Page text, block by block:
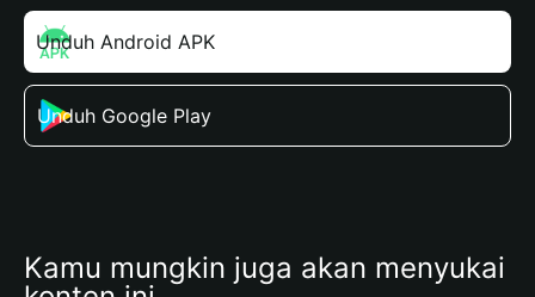
Unduh Android APK
Unduh Google Play
Kamu mungkin juga akan menyukai